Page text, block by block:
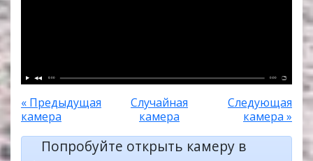
0:00 0:00
« Предыдущая
камера
Случайная
камера
Следующая
камера »
Попробуйте открыть камеру в